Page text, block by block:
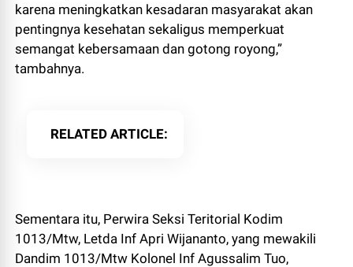
karena meningkatkan kesadaran masyarakat akan
pentingnya kesehatan sekaligus memperkuat
semangat kebersamaan dan gotong royong,”
tambahnya.
RELATED ARTICLE
Sementara itu, Perwira Seksi Teritorial Kodim
1013/Mtw, Letda Inf Apri Wijananto, yang mewakili
Dandim 1013/Mtw Kolonel Inf Agussalim Tuo,